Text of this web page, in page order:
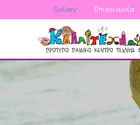
Gallery Επικοινωνία